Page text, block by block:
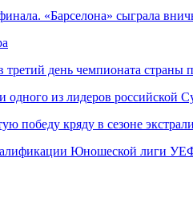
«Барселона» сыграла
день чемпионата страны
из лидеров российской
победу кряду в сезоне
Юношеской лиги